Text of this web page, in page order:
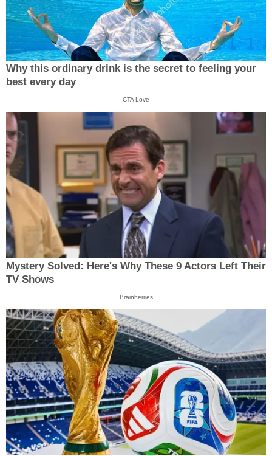
Why this ordinary drink is the secret to feeling your
best every day
CTA Love
Mystery Solved: Here's Why These 9 Actors Left Their
TV Shows
Brainberries